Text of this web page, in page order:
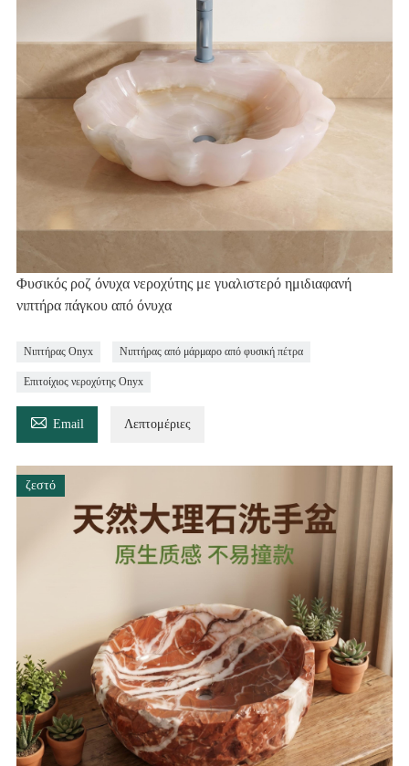
Φυσικός ροζ όνυχα νεροχύτης με γυαλιστερό ημιδιαφανή
νιπτήρα πάγκου από όνυχα
Νιπτήρας Onyx Νιπτήρας από μάρμαρο από φυσική πέτρα
Επιτοίχιος νεροχύτης Onyx
 Email Λεπτομέριες
ζεστό